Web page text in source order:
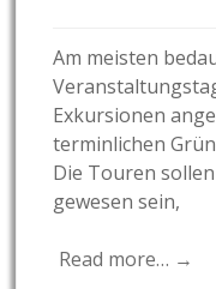
Am meisten
Exkursionen
terminlichen
Die Touren
gewesen sein,
Read more… →